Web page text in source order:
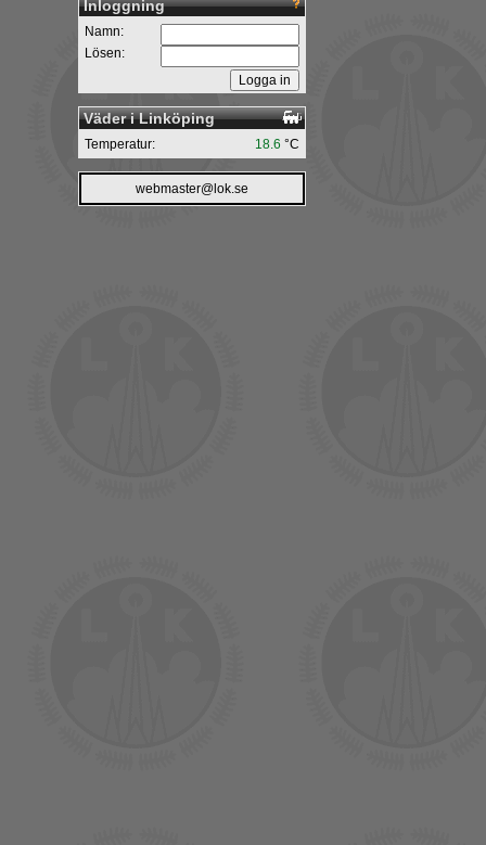
Inloggning
Namn:
Lösen:
Väder i Linköping
18.6 °C
Temperatur:
webmaster@lok.se